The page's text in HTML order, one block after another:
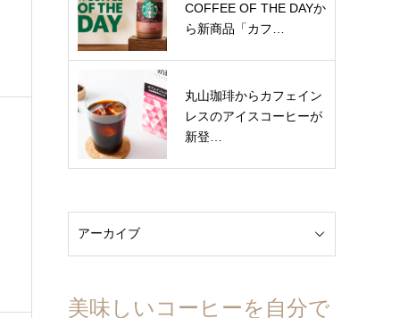
COFFEE OF THE DAYか
ら新商品「カフ…
丸山珈琲からカフェイン
レスのアイスコーヒーが
新登…
美味しいコーヒーを自分で